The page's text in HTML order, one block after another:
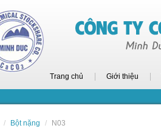
Trang chủ Giới thiệu
Bột nặng
N03